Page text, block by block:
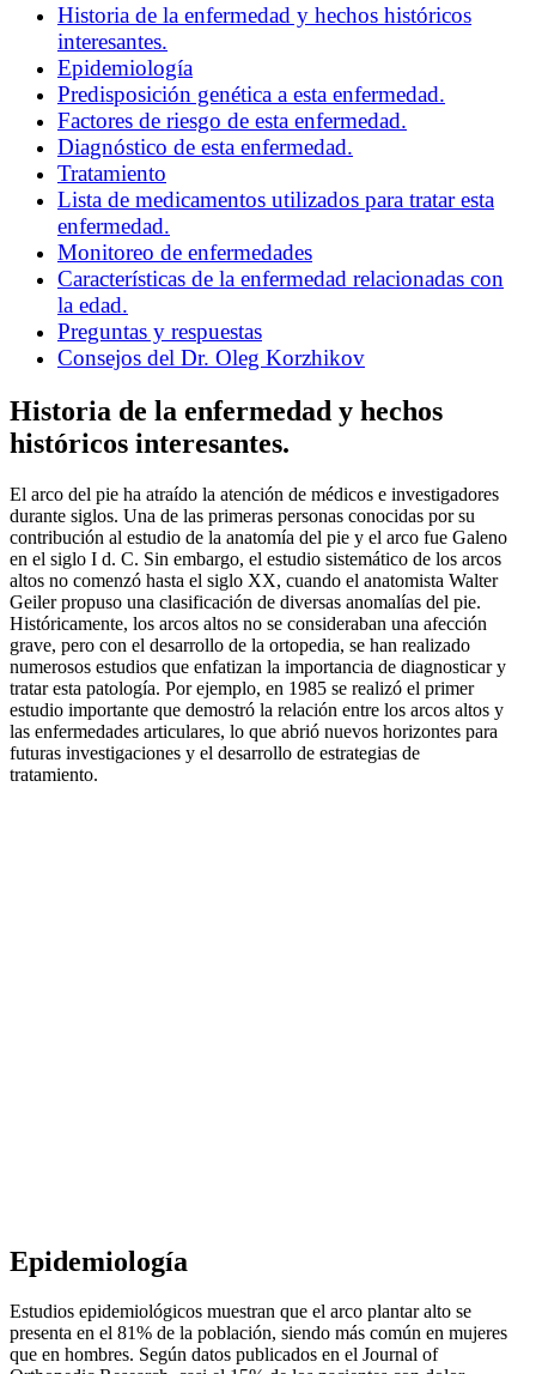
Historia de la enfermedad y hechos históricos
interesantes.
Epidemiología
Predisposición genética a esta enfermedad.
Factores de riesgo de esta enfermedad.
Diagnóstico de esta enfermedad.
Tratamiento
Lista de medicamentos utilizados para tratar esta
enfermedad.
Monitoreo de enfermedades
Características de la enfermedad relacionadas con
la edad.
Preguntas y respuestas
Consejos del Dr. Oleg Korzhikov
Historia de la enfermedad y hechos
históricos interesantes.
El arco del pie ha atraído la atención de médicos e investigadores
durante siglos. Una de las primeras personas conocidas por su
contribución al estudio de la anatomía del pie y el arco fue Galeno
en el siglo I d. C. Sin embargo, el estudio sistemático de los arcos
altos no comenzó hasta el siglo XX, cuando el anatomista Walter
Geiler propuso una clasificación de diversas anomalías del pie.
Históricamente, los arcos altos no se consideraban una afección
grave, pero con el desarrollo de la ortopedia, se han realizado
numerosos estudios que enfatizan la importancia de diagnosticar y
tratar esta patología. Por ejemplo, en 1985 se realizó el primer
estudio importante que demostró la relación entre los arcos altos y
las enfermedades articulares, lo que abrió nuevos horizontes para
futuras investigaciones y el desarrollo de estrategias de
tratamiento.
Epidemiología
Estudios epidemiológicos muestran que el arco plantar alto se
presenta en el 81% de la población, siendo más común en mujeres
que en hombres. Según datos publicados en el Journal of